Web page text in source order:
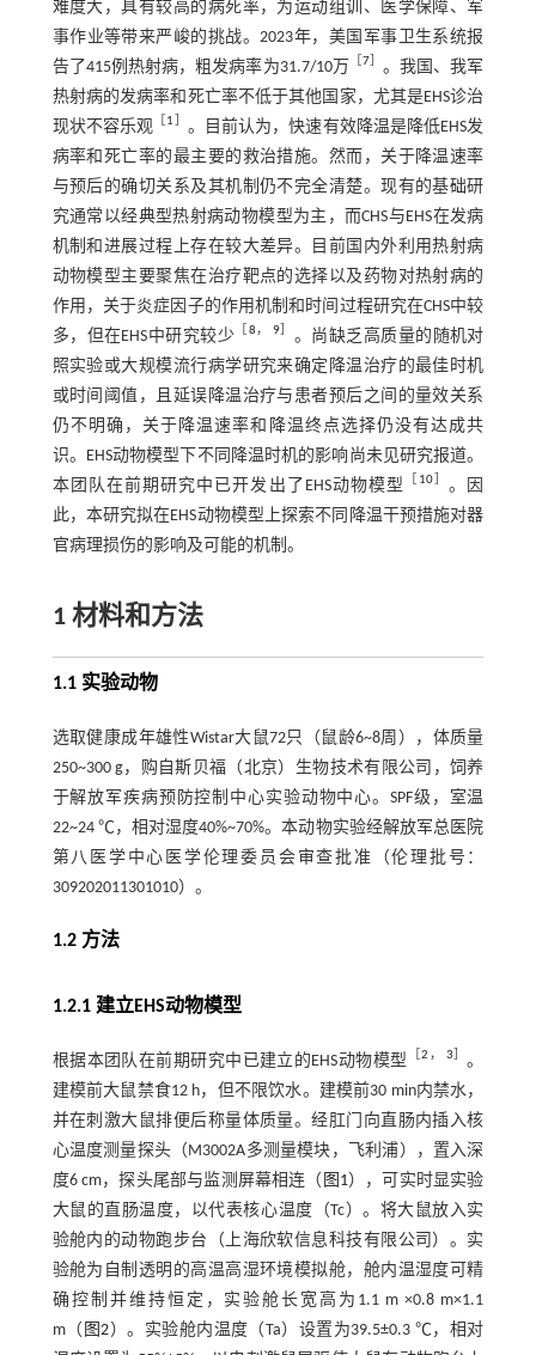
难度大，具有较高的病死率，为运动组训、医学保障、军
事作业等带来严峻的挑战。2023年，美国军事卫生系统报
告了415例热射病，粗发病率为31.7/10万［7］ 。我国、我军
热射病的发病率和死亡率不低于其他国家，尤其是EHS诊治
现状不容乐观 ［1］ 。目前认为，快速有效降温是降低EHS发
病率和死亡率的最主要的救治措施。然而，关于降温速率
与预后的确切关系及其机制仍不完全清楚。现有的基础研
究通常以经典型热射病动物模型为主，而CHS与EHS在发病
机制和进展过程上存在较大差异。目前国内外利用热射病
动物模型主要聚焦在治疗靶点的选择以及药物对热射病的
作用，关于炎症因子的作用机制和时间过程研究在CHS中较
多，但在EHS中研究较少 ［8， 9］ 。尚缺乏高质量的随机对
照实验或大规模流行病学研究来确定降温治疗的最佳时机
或时间阈值，且延误降温治疗与患者预后之间的量效关系
仍不明确，关于降温速率和降温终点选择仍没有达成共
识。EHS动物模型下不同降温时机的影响尚未见研究报道。
本团队在前期研究中已开发出了EHS动物模型
［ 10］ 。因
此，本研究拟在EHS动物模型上探索不同降温干预措施对器
官病理损伤的影响及可能的机制。
1 材料和方法
1.1 实验动物
选取健康成年雄性Wistar大鼠72只（鼠龄6~8周），体质量
250~300 g，购自斯贝福（北京）生物技术有限公司，饲养
于解放军疾病预防控制中心实验动物中心。SPF级，室温
22~24 ℃，相对湿度40%~70%。本动物实验经解放军总医院
第八医学中心医学伦理委员会审查批准（伦理批号：
309202011301010）。
1.2 方法
1.2.1 建立EHS动物模型
根据本团队在前期研究中已建立的EHS动物模型 ［2 ， 3］ 。
建模前大鼠禁食12 h，但不限饮水。建模前30 min内禁水，
并在刺激大鼠排便后称量体质量。经肛门向直肠内插入核
心温度测量探头（M3002A多测量模块，飞利浦），置入深
度6 cm，探头尾部与监测屏幕相连（ 图1），可实时显实验
大鼠的直肠温度，以代表核心温度（Tc）。将大鼠放入实
验舱内的动物跑步台（上海欣软信息科技有限公司）。实
验舱为自制透明的高温高湿环境模拟舱，舱内温湿度可精
确控制并维持恒定，实验舱长宽高为1.1 m ×0.8 m×1.1
m（ 图2）。实验舱内温度（Ta）设置为39.5±0.3 ℃，相对